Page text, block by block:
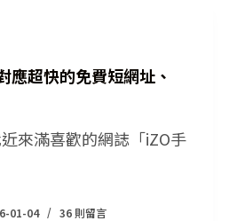
應超快的免費短網址、
來滿喜歡的網誌「iZO手
01-04 36 則留言